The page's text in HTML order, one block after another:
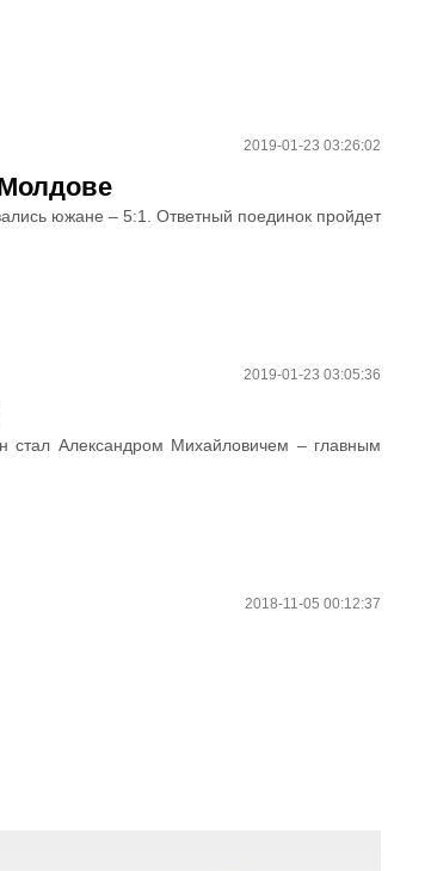
2019-01-23 03:26:02
южане – 5:1. Ответный поединок пройдет
2019-01-23 03:05:36
стал Александром Михайловичем – главным
2018-11-05 00:12:37